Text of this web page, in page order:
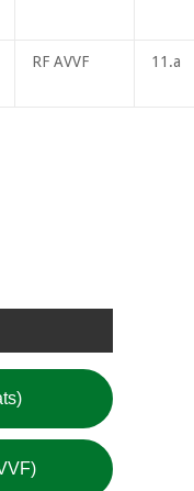
RF AVVF 11.a